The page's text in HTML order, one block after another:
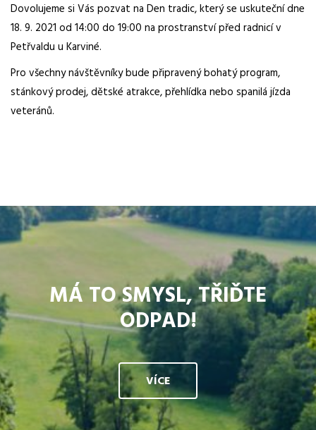
Dovolujeme si Vás pozvat na Den tradic, který se uskuteční dne
18. 9. 2021 od 14:00 do 19:00 na prostranství před radnicí v
Petřvaldu u Karviné.
Pro všechny návštěvníky bude připravený bohatý program,
stánkový prodej, dětské atrakce, přehlídka nebo spanilá jízda
veteránů.
MÁ TO SMYSL, TŘIĎTE
ODPAD!
VÍCE